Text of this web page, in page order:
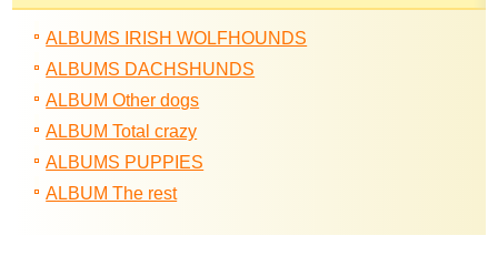
ALBUMS IRISH WOLFHOUNDS
ALBUMS DACHSHUNDS
ALBUM Other dogs
ALBUM Total crazy
ALBUMS PUPPIES
ALBUM The rest